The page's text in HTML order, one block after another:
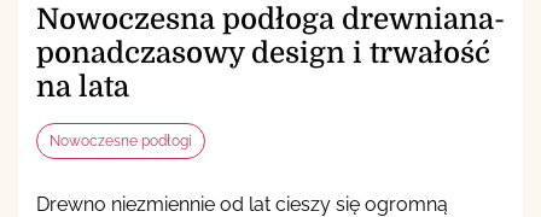
Nowoczesna podłoga drewniana-
ponadczasowy design i trwałość
na lata
Nowoczesne podłogi
Drewno niezmiennie od lat cieszy się ogromną